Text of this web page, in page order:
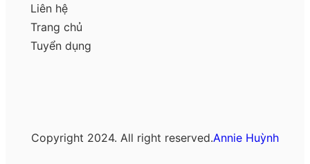
Liên hệ
Trang chủ
Tuyển dụng
Copyright 2024. All right reserved.Annie Huỳnh